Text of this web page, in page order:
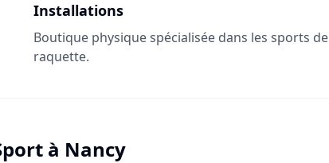
Installations
Boutique physique spécialisée dans les sports de
raquette.
à Nancy